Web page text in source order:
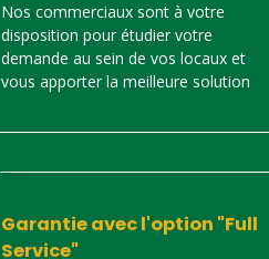
Nos commerciaux sont à votre
disposition pour étudier votre
demande au sein de vos locaux et
vous apporter la meilleure solution
Garantie avec l'option "Full
Service"